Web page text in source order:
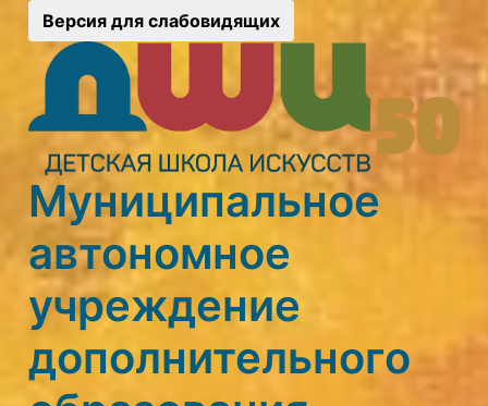
Версия для слабовидящих
Муниципальное
автономное
учреждение
дополнительного